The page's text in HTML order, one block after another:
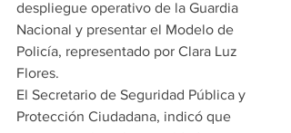
despliegue operativo de la Guardia
Nacional y presentar el Modelo de
Policía, representado por Clara Luz
Flores.
El Secretario de Seguridad Pública y
Protección Ciudadana, indicó que